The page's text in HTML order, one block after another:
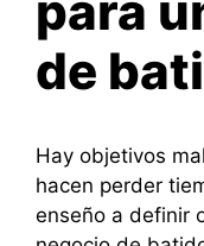
de
Hay objetivos
hacen perder
enseño a definir